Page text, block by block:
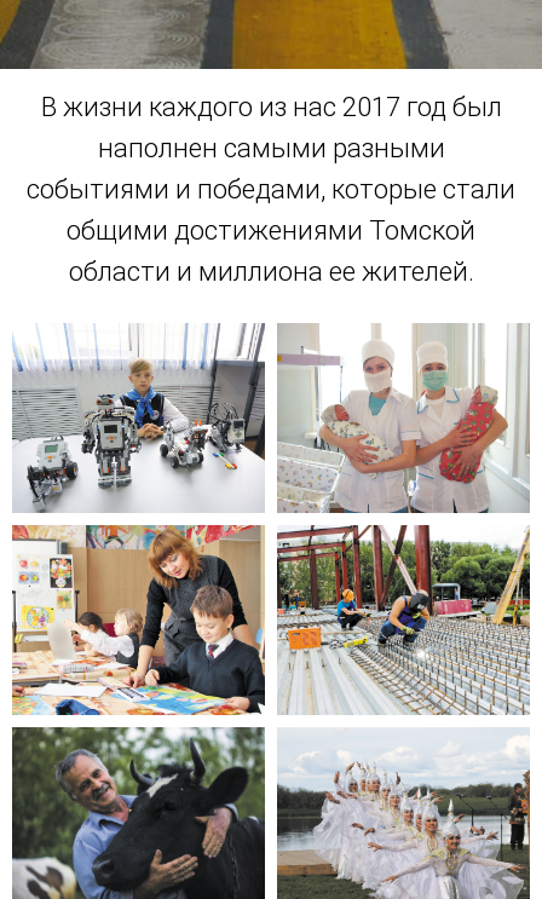
В жизни каждого из нас 2017 год был
наполнен самыми разными
событиями и победами, которые стали
общими достижениями Томской
области и миллиона ее жителей.